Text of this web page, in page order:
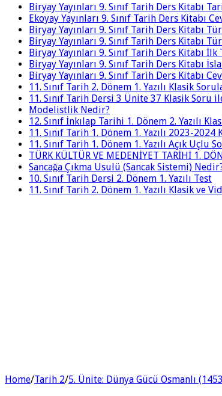
Biryay Yayınları 9. Sınıf Tarih Ders Kitabı
Ekoyay Yayınları 9. Sınıf Tarih Ders Kitabı
Biryay Yayınları 9. Sınıf Tarih Ders Kitabı
Biryay Yayınları 9. Sınıf Tarih Ders Kitabı
Biryay Yayınları 9. Sınıf Tarih Ders Kitabı
Biryay Yayınları 9. Sınıf Tarih Ders Kitabı
Biryay Yayınları 9. Sınıf Tarih Ders Kitabı
11. Sınıf Tarih 2. Dönem 1. Yazılı Klasik
11. Sınıf Tarih Dersi 3 Ünite 37 Klasik Soru
Modelistlik Nedir?
12. Sınıf İnkılap Tarihi 1. Dönem 2. Yazılı
11. Sınıf Tarih 1. Dönem 1. Yazılı 2023-2024
11. Sınıf Tarih 1. Dönem 1. Yazılı Açık Uçlu
TÜRK KÜLTÜR VE MEDENİYET TARİHİ 1.
Sancağa Çıkma Usulü (Sancak Sistemi)
10. Sınıf Tarih Dersi 2. Dönem 1. Yazılı Test
11. Sınıf Tarih 2. Dönem 1. Yazılı Klasik ve
Home/Tarih 2/5. Ünite: Dünya Gücü Osmanlı